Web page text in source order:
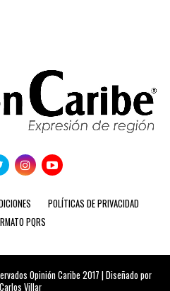
POLÍTICAS DE PRIVACIDAD
PQRS
Opinión Caribe 2017 | Diseñado por
Villar